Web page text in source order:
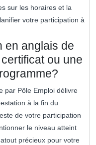
sur les horaires et la
votre participation à
en anglais de
ou une
par Pôle Emploi délivre
à la fin du
de votre participation
le niveau atteint
précieux pour votre